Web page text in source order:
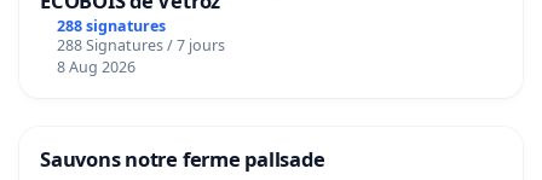
288 signatures
288 Signatures / 7 jours
8 Aug 2026
Sauvons notre ferme pallsade